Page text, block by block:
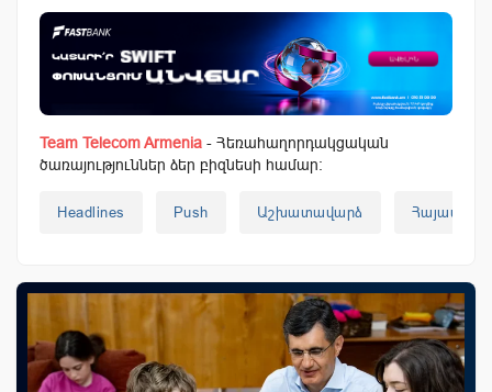
Team Telecom Armenia - Հեռահաղորդակցական
ծառայություններ ձեր բիզնեսի համար:
Headlines Push Աշխատավարձ Հայաստան